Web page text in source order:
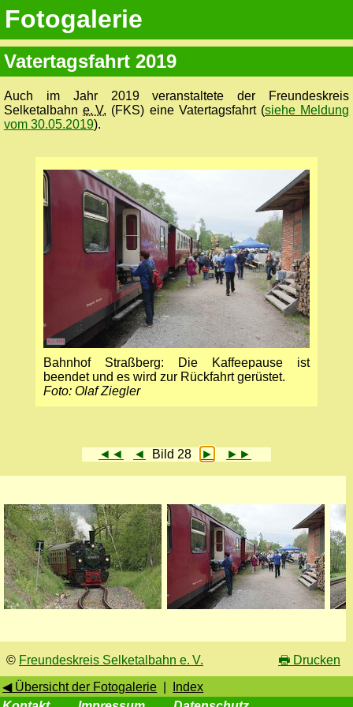
Fotogalerie
Vatertagsfahrt 2019
Auch im Jahr 2019 veranstaltete der Freundeskreis
Selketalbahne. V. (FKS) eine Vatertagsfahrt (siehe Meldung
vom 30.05.2019).
Bahnhof Straßberg: Die Kaffeepause ist
beendet und es wird zur Rückfahrt gerüstet.
Foto: Olaf Ziegler
◄◄ ◄ Bild 28 ► ►►
© Freundeskreis Selketalbahn e. V. 🖶 Drucken
◀ Übersicht der Fotogalerie
Index